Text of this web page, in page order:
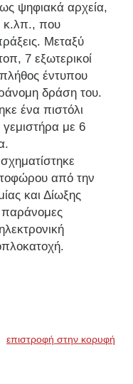
ψηφιακά αρχεία,
κ.λπ., που
Μεταξύ
7 εξωτερικοί
έντυπου
δράση του.
ένα πιστόλι
με 6
από την
και Δίωξης
παράνομες
επιστροφή στην κορυφή